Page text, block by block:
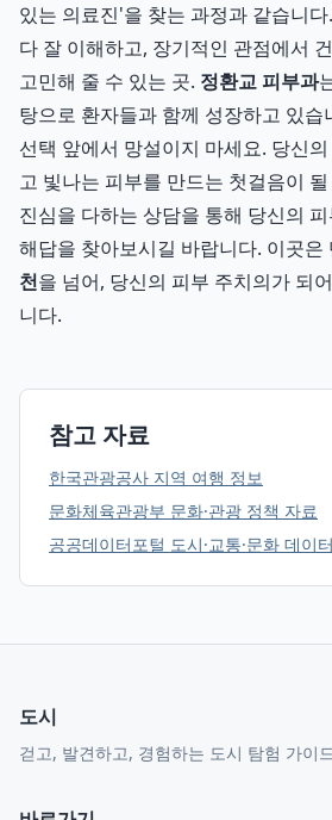
있는 의료진'을 찾는 과정과 같습니
다 잘 이해하고, 장기적인 관점에서
고민해 줄 수 있는 곳. 정환교 피부과
탕으로 환자들과 함께 성장하고 있습
선택 앞에서 망설이지 마세요. 당신
고 빛나는 피부를 만드는 첫걸음이
진심을 다하는 상담을 통해 당신의
해답을 찾아보시길 바랍니다. 이곳은
천을 넘어, 당신의 피부 주치의가 되
니다.
참고 자료
한국관광공사 지역 여행 정보
문화체육관광부 문화·관광 정책 자료
공공데이터포털 도시·교통·문화 데이터
도시
걷고, 발견하고, 경험하는 도시 탐험 가이